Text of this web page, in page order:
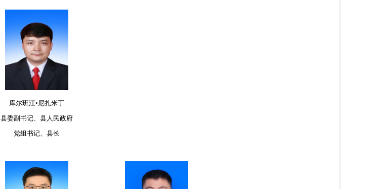
库尔班江•尼扎米丁
县委副书记、县人民政府
党组书记、县长